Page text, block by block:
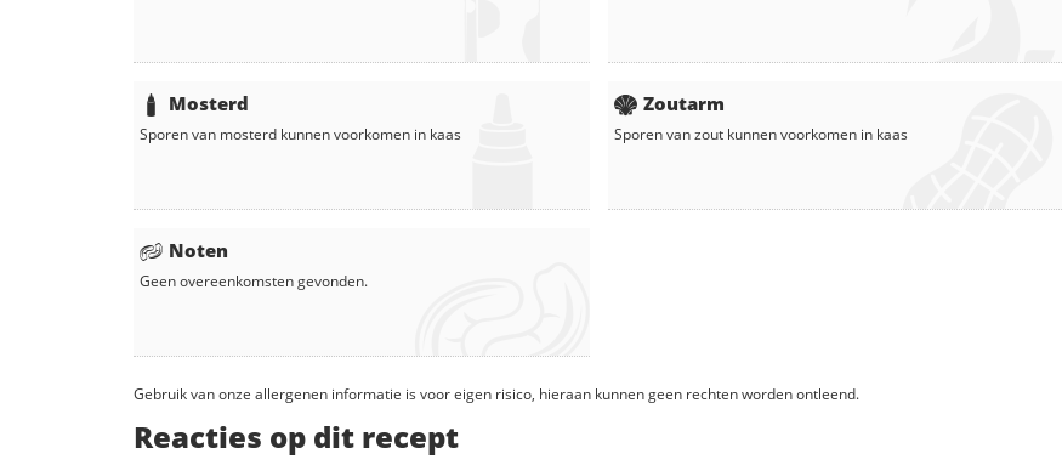
Mosterd
Sporen van mosterd kunnen voorkomen in kaas
Noten
Geen overeenkomsten gevonden.
Zoutarm
Sporen van zout kunnen voorkomen in kaas
Gebruik van onze allergenen informatie is voor eigen risico, hieraan kunnen geen rechten worden ontleend.
Reacties op dit recept